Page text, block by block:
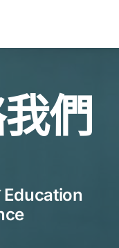
們
Education